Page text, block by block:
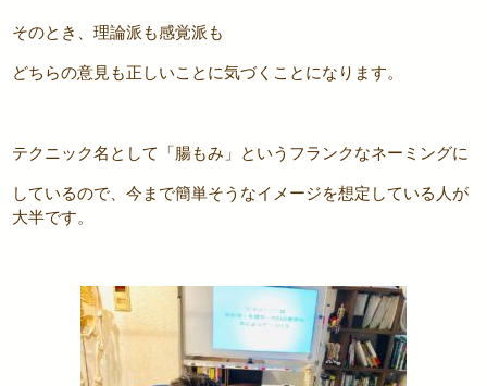
そのとき、理論派も感覚派も
どちらの意見も正しいことに気づくことになります。
テクニック名として「腸もみ」というフランクなネーミングに
しているので、今まで簡単そうなイメージを想定している人が
大半です。